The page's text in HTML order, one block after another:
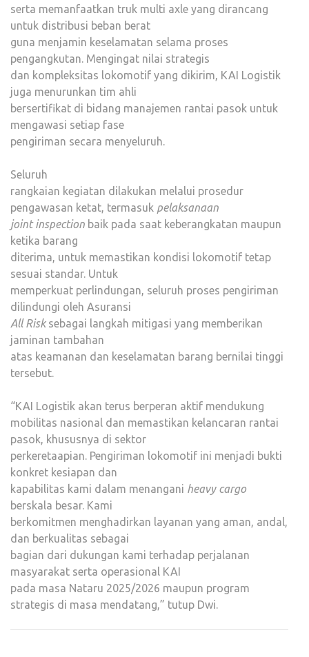
serta memanfaatkan truk multi axle yang dirancang
untuk distribusi beban berat
guna menjamin keselamatan selama proses
pengangkutan. Mengingat nilai strategis
dan kompleksitas lokomotif yang dikirim, KAI Logistik
juga menurunkan tim ahli
bersertifikat di bidang manajemen rantai pasok untuk
mengawasi setiap fase
pengiriman secara menyeluruh.
Seluruh
rangkaian kegiatan dilakukan melalui prosedur
pengawasan ketat, termasuk pelaksanaan
joint inspection baik pada saat keberangkatan maupun
ketika barang
diterima, untuk memastikan kondisi lokomotif tetap
sesuai standar. Untuk
memperkuat perlindungan, seluruh proses pengiriman
dilindungi oleh Asuransi
All Risksebagai langkah mitigasi yang memberikan
jaminan tambahan
atas keamanan dan keselamatan barang bernilai tinggi
tersebut.
“KAI Logistik akan terus berperan aktif mendukung
mobilitas nasional dan memastikan kelancaran rantai
pasok, khususnya di sektor
perkeretaapian. Pengiriman lokomotif ini menjadi bukti
konkret kesiapan dan
kapabilitas kami dalam menangani heavy cargo
berskala besar. Kami
berkomitmen menghadirkan layanan yang aman, andal,
dan berkualitas sebagai
bagian dari dukungan kami terhadap perjalanan
masyarakat serta operasional KAI
pada masa Nataru 2025/2026 maupun program
strategis di masa mendatang,” tutup Dwi.